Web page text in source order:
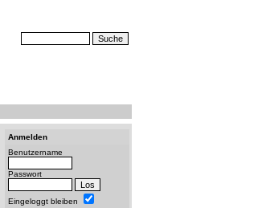
Anmelden
Benutzername
Passwort
Eingeloggt bleiben